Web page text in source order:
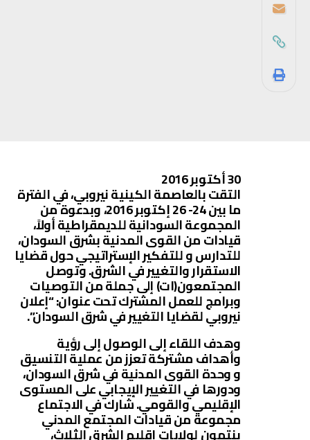
30 أكتوبر 2016
التقت بالعاصمة الكينية نيروبي، في الفترة
ما بين 24- 26 إكتوبر 2016، وبدعوة من
المجموعة السودانية للديمقراطية أولاً،
قيادات من القوى المدنية بشرق السودان،
للتدارس و للتفكير الإستراتيجي حول قضايا
الاستقرار والتغيير في الشرق. وتوصل
المجتمعون(ات) إلى جملة من التوصيات
وبرامج للعمل المشترك تحت عنوان: “إعلان
نيروبي لقضايا التغيير في شرق السودان”.
وهدف اللقاء إلى الوصول إلى رؤية
وأهداف مشتركة تعزز من عملية التنسيق
و وحدة القوى المدنية في شرق السودان،
ودورها في التغيير الإيجابي على المستوى
الإقليمي والقومي. شارك في الاجتماع
مجموعة من قيادات المجتمع المدني
ينتمون لولايات إقليم الشرق الثلاث،